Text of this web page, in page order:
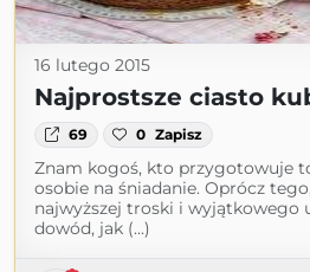
16 lutego 2015
Najprostsze ciasto
69 0 Zapisz
Znam kogoś, kto przygotowuje
osobie na śniadanie. Oprócz
najwyższej troski i wyjątkowego
dowód, jak (...)